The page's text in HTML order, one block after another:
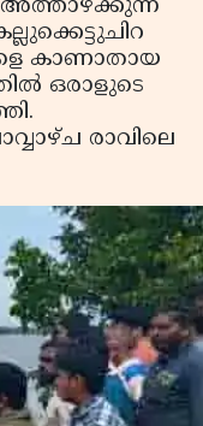
കാണാതായ
ഒരാളുടെ
രാവിലെ